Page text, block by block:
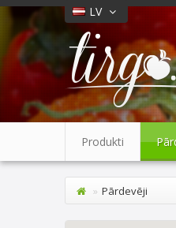
LV
Produkti
Pārdevēji